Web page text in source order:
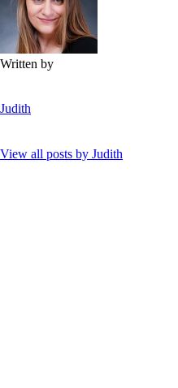
Written by
Judith
View all posts by Judith